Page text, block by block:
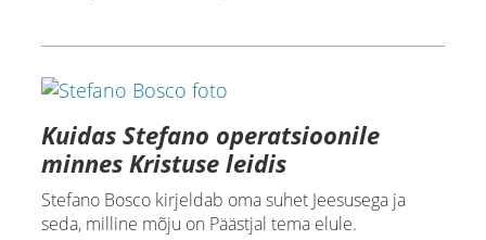
Kuidas Stefano operatsioonile
minnes Kristuse leidis
Stefano Bosco kirjeldab oma suhet Jeesusega ja
seda, milline mõju on Päästjal tema elule.